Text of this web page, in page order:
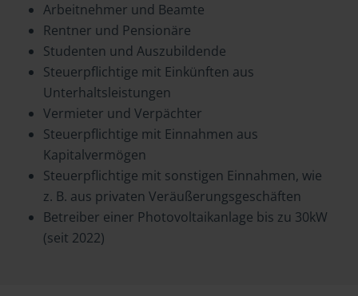
Arbeitnehmer und Beamte
Rentner und Pensionäre
Studenten und Auszubildende
Steuerpflichtige mit Einkünften aus
Unterhaltsleistungen
Vermieter und Verpächter
Steuerpflichtige mit Einnahmen aus
Kapitalvermögen
Steuerpflichtige mit sonstigen Einnahmen, wie
z. B. aus privaten Veräußerungsgeschäften
Betreiber einer Photovoltaikanlage bis zu 30kW
(seit 2022)